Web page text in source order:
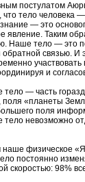
постулатом
что тело человека
— это
явление. Таким
Наше тело — это
обратной связью.
и
тело — часть
«планеты
поля
тело невозможно
физическое
постоянно
скоростью: 98%